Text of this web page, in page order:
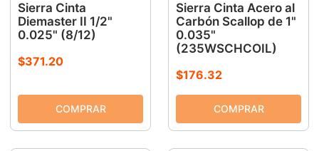
Sierra Cinta
Diemaster II 1/2"
0.025" (8/12)
$371.20
Sierra Cinta Acero al
Carbón Scallop de 1"
0.035"
(235WSCHCOIL)
$176.32